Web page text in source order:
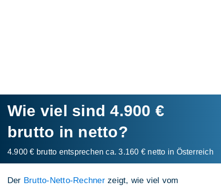
Wie viel sind 4.900 €
brutto in netto?
4.900 € brutto entsprechen ca. 3.160 € netto in Österreich
Der Brutto-Netto-Rechnerzeigt, wie viel vom